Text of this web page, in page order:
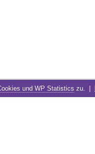
und WP Statistics zu. |